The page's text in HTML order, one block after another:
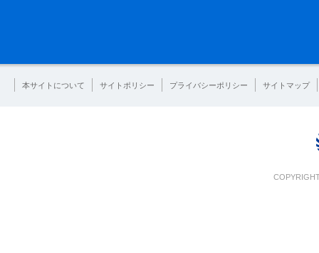
本サイトについて サイトポリシー プライバシーポリシー サイトマップ